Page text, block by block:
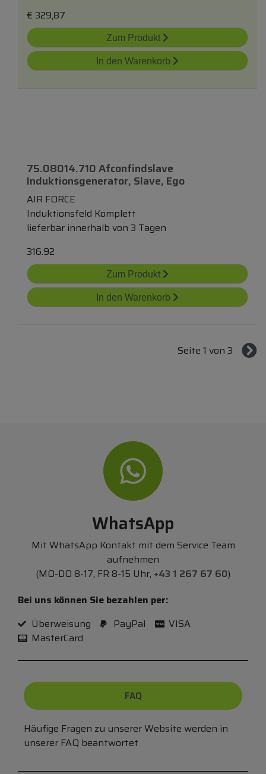
€ 329,87
Zum Produkt
In den Warenkorb
75.08014.710 Afconfindslave
Induktionsgenerator, Slave, Ego
AIR FORCE
Induktionsfeld Komplett
lieferbar innerhalb von 3 Tagen
316.92
Zum Produkt
In den Warenkorb
Seite 1 von 3
WhatsApp
Mit WhatsApp Kontakt mit dem Service Team
aufnehmen
(MO-DO 8-17, FR 8-15 Uhr, +43 1 267 67 60)
Bei uns können Sie bezahlen per:
Überweisung
PayPal
VISA
MasterCard
FAQ
Häufige Fragen zu unserer Website werden in
unserer FAQ beantwortet